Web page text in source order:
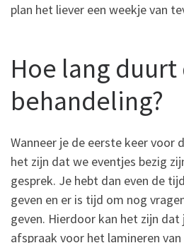
plan het liever een weekje van
Hoe lang duurt
behandeling?
Wanneer je de eerste keer voor
het zijn dat we eventjes bezig
gesprek. Je hebt dan even de
geven en er is tijd om nog
geven. Hierdoor kan het zijn
afspraak voor het lamineren